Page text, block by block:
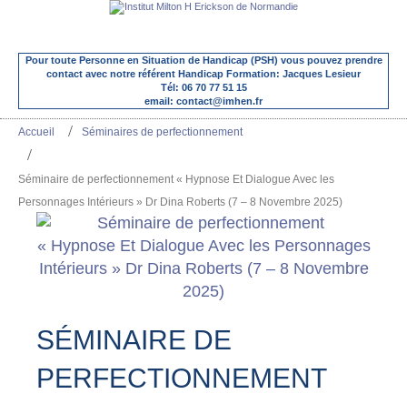
Pour toute Personne en Situation de Handicap (PSH) vous pouvez prendre
contact avec notre référent Handicap Formation: Jacques Lesieur
Tél: 06 70 77 51 15
email: contact@imhen.fr
Accueil Séminaires de perfectionnement
Séminaire de perfectionnement « Hypnose Et Dialogue Avec les
Personnages Intérieurs » Dr Dina Roberts (7 – 8 Novembre 2025)
SÉMINAIRE DE
PERFECTIONNEMENT